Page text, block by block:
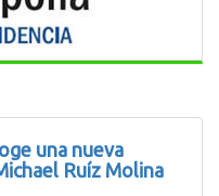
una nueva
Ruíz Molina